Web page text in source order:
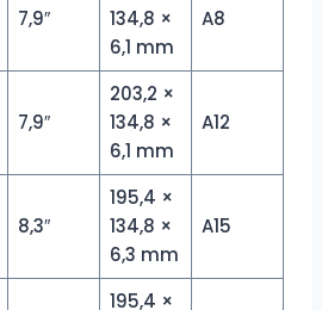
7,9″
134,8 ×
6,1 mm
A8
7,9″
203,2 ×
134,8 ×
6,1 mm
A12
8,3″
195,4 ×
134,8 ×
6,3 mm
A15
195,4 ×